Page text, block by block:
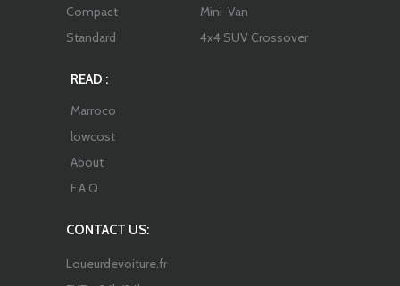
Compact
Standard
Mini-Van
4x4 SUV Crossover
READ :
Marroco
lowcost
About
F.A.Q.
CONTACT US:
Loueurdevoiture.fr